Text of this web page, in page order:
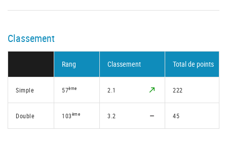
Classement
Rang Classement Total de points
Simple 57ème 2.1 222
Double 103ème 3.2 45